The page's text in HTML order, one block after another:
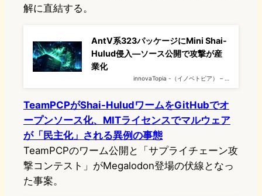
解に直結する。
AntV系323パッケージにMini Shai-
Hulud侵入―ソース公開で攻撃が産
業化
innovaTopia -（イノベトピア） – …
TeamPCPがShai-HuludワームをGitHubでオ
ープンソース化、MITライセンスでマルウェア
が「民主化」される異例の事態
TeamPCPのワーム公開と「サプライチェーン攻
撃コンテスト」がMegalodon登場の伏線となっ
た事案。